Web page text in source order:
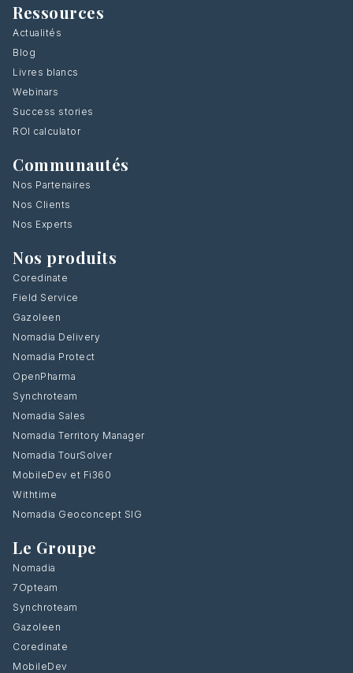
Ressources
Actualités
Blog
Livres blancs
Webinars
Success stories
ROI calculator
Communautés
Nos Partenaires
Nos Clients
Nos Experts
Nos produits
Coredinate
Field Service
Gazoleen
Nomadia Delivery
Nomadia Protect
OpenPharma
Synchroteam
Nomadia Sales
Nomadia Territory Manager
Nomadia TourSolver
MobileDev et Fi360
Withtime
Nomadia Geoconcept SIG
Le Groupe
Nomadia
7Opteam
Synchroteam
Gazoleen
Coredinate
MobileDev